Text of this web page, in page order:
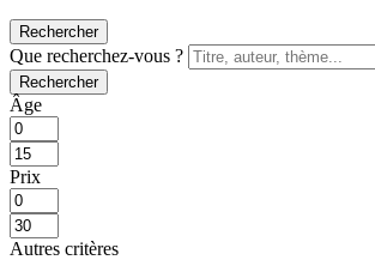
Rechercher
Que recherchez-vous ?
Rechercher
Âge
Prix
Autres critères